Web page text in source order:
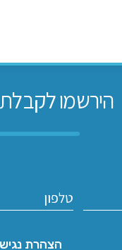
הירשמו
הצהרת